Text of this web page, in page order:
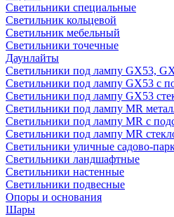
Светильники специальные
Светильник кольцевой
Светильник мебельный
Светильники точечные
Даунлайты
Светильники под лампу GX53,
Светильники под лампу GX53 с
Светильники под лампу GX53
Светильники под лампу MR
Светильники под лампу MR с
Светильники под лампу MR
Светильники уличные садово-
Светильники ландшафтные
Светильники настенные
Светильники подвесные
Опоры и основания
Шары